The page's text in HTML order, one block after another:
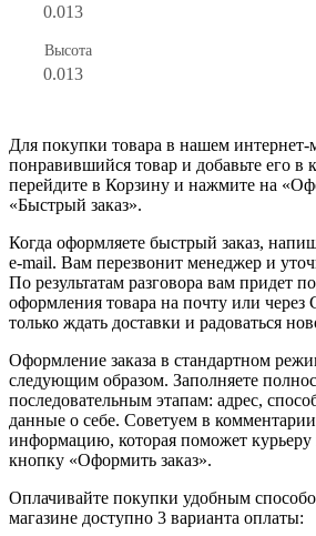
0.013
Высота
0.013
Для покупки товара в нашем интернет-
понравившийся товар и добавьте его в
перейдите в Корзину и нажмите на
«Быстрый заказ».
Когда оформляете быстрый заказ,
e-mail. Вам перезвонит менеджер и
По результатам разговора вам придет
оформления товара на почту или через
только ждать доставки и радоваться
Оформление заказа в стандартном
следующим образом. Заполняете
последовательным этапам: адрес,
данные о себе. Советуем в комментарии
информацию, которая поможет
кнопку «Оформить заказ».
Оплачивайте покупки удобным
магазине доступно 3 варианта оплаты: